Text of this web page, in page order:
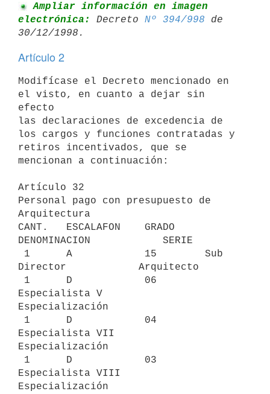
Ampliar información en imagen
electrónica:
Decreto Nº 394/998 de
Artículo 2
Modifícase el Decreto mencionado en
el visto, en cuanto a dejar sin
efecto
las declaraciones de excedencia de
los cargos y funciones contratadas y
retiros incentivados, que se
mencionan a continuación:
Artículo 32
Personal pago con presupuesto de
Arquitectura
CANT.   ESCALAFON    GRADO
DENOMINACION            SERIE
Director            Arquitecto
Especialista V
Especialización
Especialista VII
Especialización
Especialista VIII
Especialización